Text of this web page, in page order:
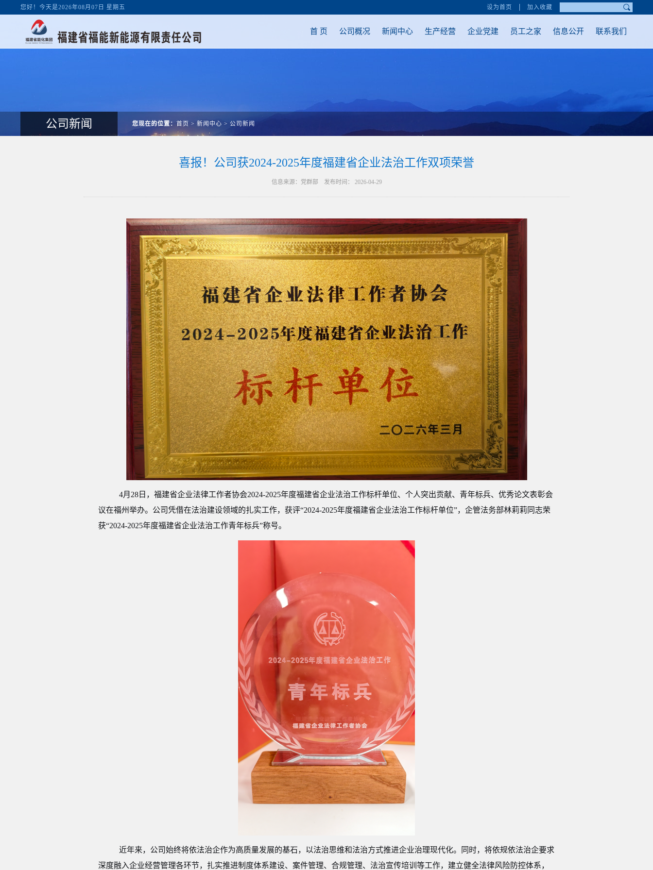
您好！今天是2026年08月07日 星期五 设为首页 加入收藏
首 页 公司概况 新闻中心 生产经营 企业党建 员工之家 信息公开 联系我们
公司新闻 您现在的位置： 首页 > 新闻中心 > 公司新闻
喜报！公司获2024-2025年度福建省企业法治工作双项荣誉
信息来源：党群部 发布时间： 2026-04-29
4月28日 ，福建省企业法律工作者协会2024-2025年度福建省企业法治工作标杆单位、 个人突出贡献、 青年标兵、 优秀论文表彰会
议在福州举办。 公司凭借在法治建设领域的扎实工作，获评“2024-2025年度福建省企业法治工作标杆单位”， 企管法务部林莉莉 同志荣
获“2024-2025年度福建省企业法治工作青年标兵”称号。
近年来，公司始终将依法治企作为高质量发展的基石，以法治思维和法治方式推进企业治理现代化。 同时， 将依规依法治企要求
深度融入企业经营管理各环节，扎实推进制度体系建设、案件管理、合规管理、法治宣传培训等工作，建立健全法律风险防控体系，